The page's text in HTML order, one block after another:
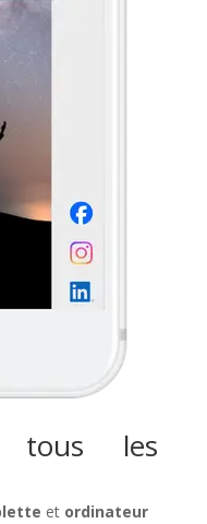
tous les
et ordinateur